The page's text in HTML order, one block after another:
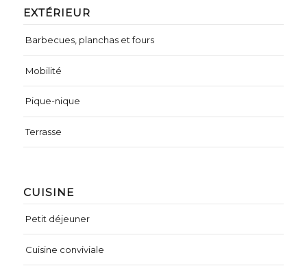
CUISINE
Petit déjeuner
Cuisine conviviale
EXTÉRIEUR
Barbecues, planchas et fours
Mobilité
Pique-nique
Terrasse